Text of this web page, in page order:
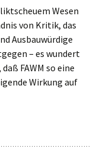
Wesen
von Kritik, das
Ausbauwürdige
– es wundert
FAWM so eine
Wirkung auf